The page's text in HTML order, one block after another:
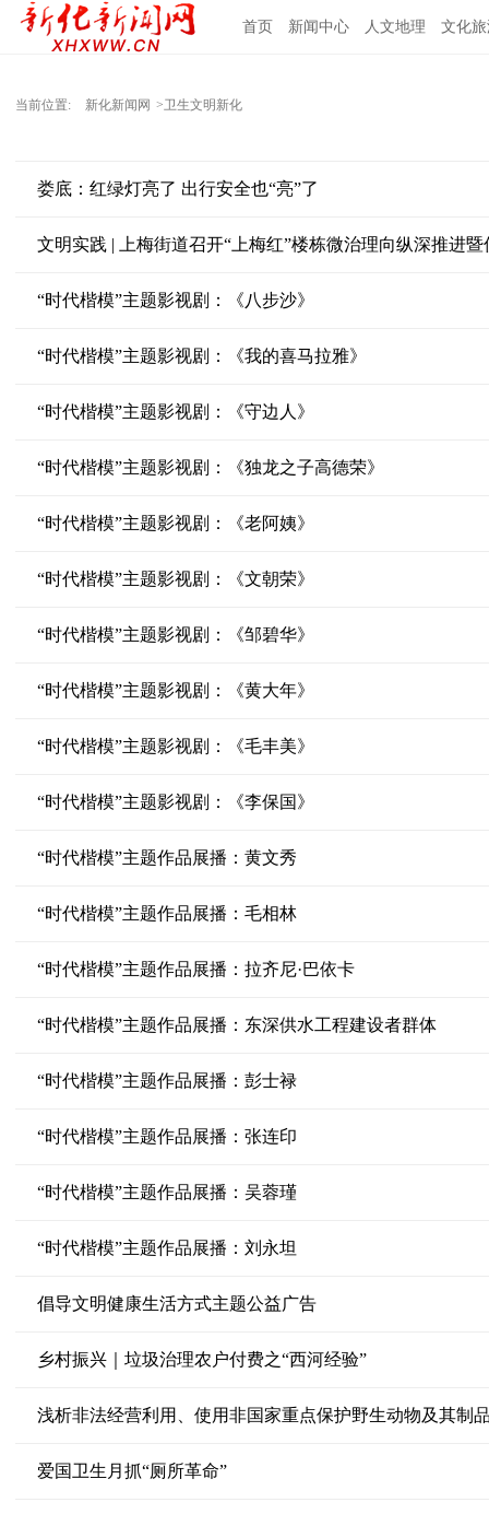
首页 新闻中心 人文地理 文化
当前位置: 新化新闻网 >卫生文明新化
娄底：红绿灯亮了 出行安全也“亮”了
文明实践 | 上梅街道召开“上梅红”楼栋微治理向纵深推进暨
“时代楷模”主题影视剧：《八步沙》
“时代楷模”主题影视剧：《我的喜马拉雅》
“时代楷模”主题影视剧：《守边人》
“时代楷模”主题影视剧：《独龙之子高德荣》
“时代楷模”主题影视剧：《老阿姨》
“时代楷模”主题影视剧：《文朝荣》
“时代楷模”主题影视剧：《邹碧华》
“时代楷模”主题影视剧：《黄大年》
“时代楷模”主题影视剧：《毛丰美》
“时代楷模”主题影视剧：《李保国》
“时代楷模”主题作品展播：黄文秀
“时代楷模”主题作品展播：毛相林
“时代楷模”主题作品展播：拉齐尼·巴依卡
“时代楷模”主题作品展播：东深供水工程建设者群体
“时代楷模”主题作品展播：彭士禄
“时代楷模”主题作品展播：张连印
“时代楷模”主题作品展播：吴蓉瑾
“时代楷模”主题作品展播：刘永坦
倡导文明健康生活方式主题公益广告
乡村振兴｜垃圾治理农户付费之“西河经验”
浅析非法经营利用、使用非国家重点保护野生动物及其制
爱国卫生月抓“厕所革命”